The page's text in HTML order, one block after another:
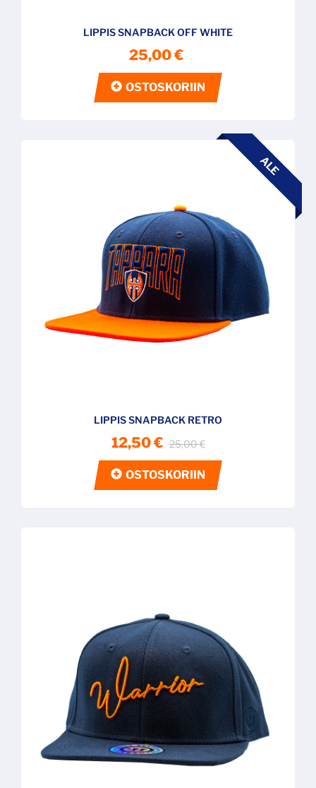
LIPPIS SNAPBACK OFF WHITE
25,00 €
OSTOSKORIIN
ALE
LIPPIS SNAPBACK RETRO
12,50 € 25,00 €
OSTOSKORIIN